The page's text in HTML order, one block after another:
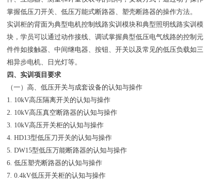
掌握低压刀开关、低压万能式断路器、塑壳断路器的操作方法。
实训柜的背面为典型电机控制线路实训模块和典型照明线路实训模
块，学员可以通过动作接线、调试掌握典型低压电气线路的控制元
件件如接触器、中间继电器、按钮、开关以及常见的低压负载如三
相异步电机、日光灯等。
四、实训项目要求
（一）高、低压开关与成套设备的认知与操作
1. 10kV高压隔离开关的认知与操作
2. 10kV高压真空断路器的认知与操作
3. 10kV高压开关柜的认知与操作
4. HD13型低压刀开关的认知与操作
5. DW15型低压万能断路器的认知与操作
6. 低压塑壳断路器的认知与操作
7. 0.4kV低压开关柜的认知与操作